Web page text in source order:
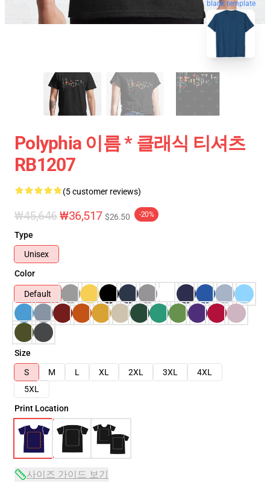
blank template
Polyphia 이름 * 클래식 티셔츠
RB1207
(5 customer reviews)
₩45,646₩36,517 $26.50 -20%
Type
Unisex
Color
Default
Size
S
M L XL 2XL 3XL
4XL
5XL
Print Location
사이즈 가이드 보기